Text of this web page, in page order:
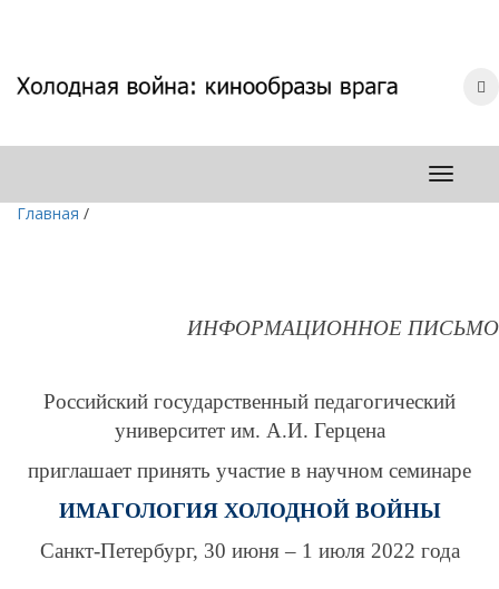
Главная /
ИНФОРМАЦИОННОЕ ПИСЬМО
Российский государственный педагогический
университет им. А.И. Герцена
приглашает принять участие в научном семинаре
ИМАГОЛОГИЯ ХОЛОДНОЙ ВОЙНЫ
Санкт-Петербург, 30 июня – 1 июля 2022 года